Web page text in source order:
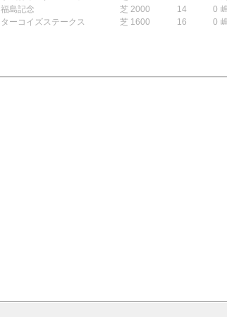
福島記念 芝 2000 14 0
ターコイズステークス 芝 1600 16 0